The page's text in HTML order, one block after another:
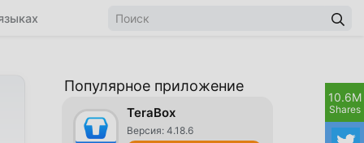
Популярное приложение
TeraBox
Версия: 4.18.6
10.6M
Shares